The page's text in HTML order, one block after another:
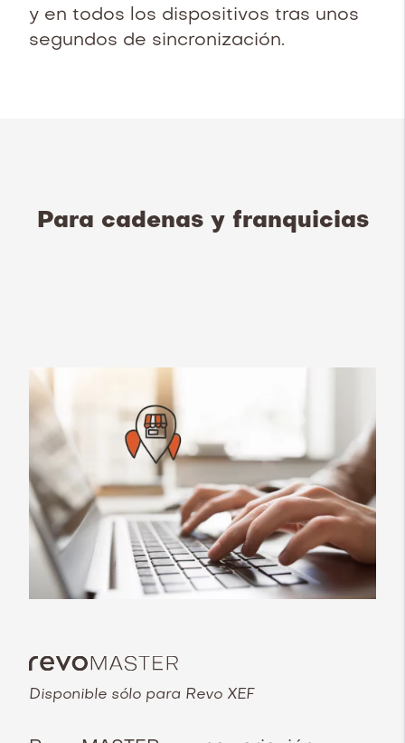
y en todos los dispositivos tras unos
segundos de sincronización.
Para cadenas y franquicias
Disponible sólo para Revo XEF